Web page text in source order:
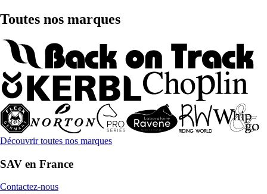
Toutes nos marques
Découvrir toutes nos marques
SAV en France
Contactez-nous